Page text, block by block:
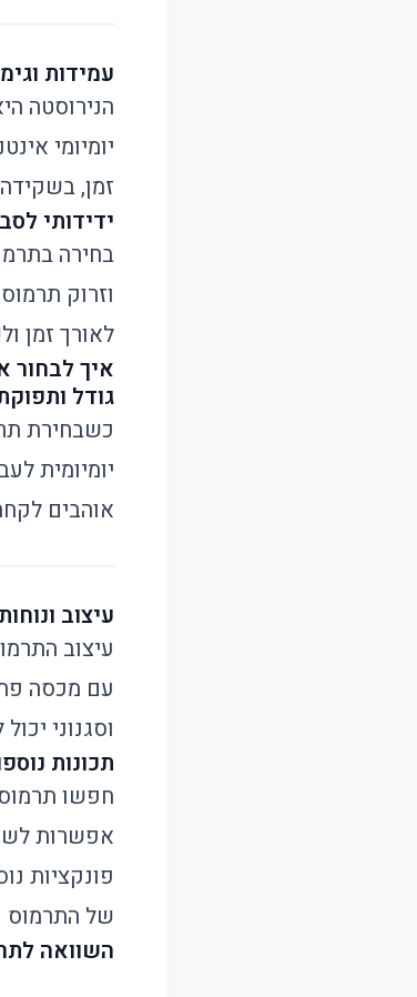
עמידות
הנירוסטה
יומיומי
זמן,
ידידותי
בחירה
וזרוק
לאורך זמן
איך לבחור
גודל
כשבחירת
יומיומית
אוהבים
עיצוב
עיצוב
עם מכסה
וסגנוני
תכונות
חפשו
אפשרות
פונקציות
של התרמוס
השוואה